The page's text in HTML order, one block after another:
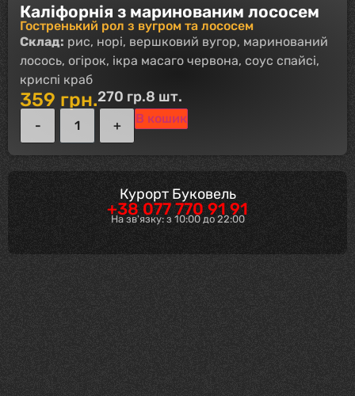
Каліфорнія з маринованим лососем
Гостренький рол з вугром та лососем
Склад: рис, норі, вершковий вугор, маринований
лосось, огірок, ікра масаго червона, соус спайсі,
криспі краб
359 грн.270 гр.8 шт.
В кошик
Курорт Буковель
+38 077 770 91 91
На зв'язку: з 10:00 до 22:00